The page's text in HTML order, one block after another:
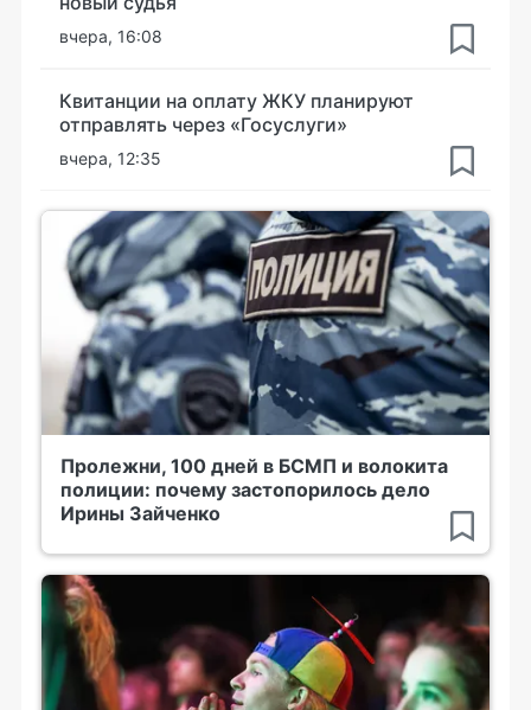
вчера, 16:08
Квитанции на оплату ЖКУ планируют
отправлять через «Госуслуги»
вчера, 12:35
Пролежни, 100 дней в БСМП и волокита
полиции: почему застопорилось дело
Ирины Зайченко